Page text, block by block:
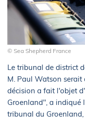
© Sea Shepherd France
Le tribunal de district
M. Paul Watson
décision a fait l'objet
Groenland", a indiqué
tribunal du Groenland,